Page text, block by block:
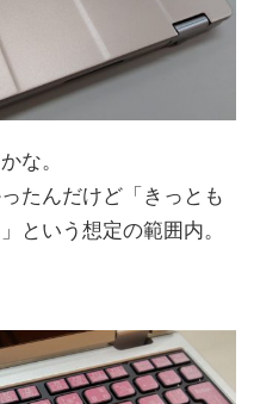
な。
たんだけど「きっとも
という想定の範囲内。